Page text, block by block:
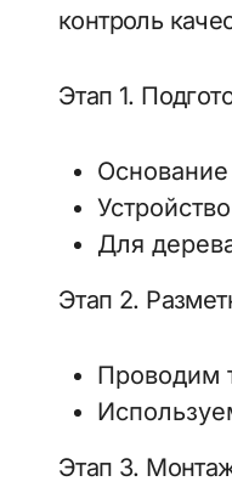
контроль
Этап 1.
Для
Этап 2.
Проводим
Этап 3.